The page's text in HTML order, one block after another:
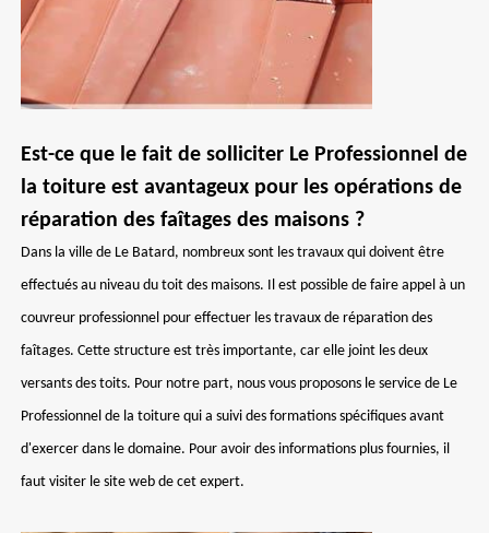
Est-ce que le fait de solliciter Le Professionnel de
la toiture est avantageux pour les opérations de
réparation des faîtages des maisons ?
Dans la ville de Le Batard, nombreux sont les travaux qui doivent être
effectués au niveau du toit des maisons. Il est possible de faire appel à un
couvreur professionnel pour effectuer les travaux de réparation des
faîtages. Cette structure est très importante, car elle joint les deux
versants des toits. Pour notre part, nous vous proposons le service de Le
Professionnel de la toiture qui a suivi des formations spécifiques avant
d'exercer dans le domaine. Pour avoir des informations plus fournies, il
faut visiter le site web de cet expert.